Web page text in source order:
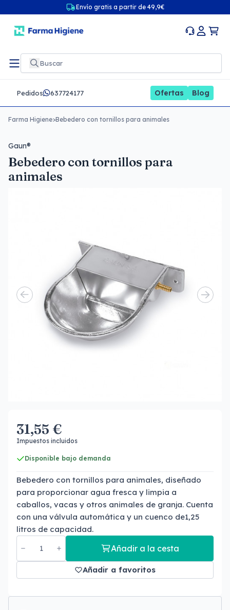
Envío gratis a partir de 49,9€
Pedidos 637724177 Ofertas Blog
Farma Higiene>Bebedero con tornillos para animales
Gaun®
Bebedero con tornillos para
animales
31,55 €
Impuestos incluidos
Disponible bajo demanda
Bebedero con tornillos para animales, diseñado
para proporcionar agua fresca y limpia a
caballos, vacas y otros animales de granja. Cuenta
con una válvula automática y un cuenco de1,25
litros de capacidad.
Añadir a la cesta
Añadir a favoritos